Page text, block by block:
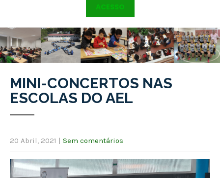
ACESSO
MINI-CONCERTOS NAS
ESCOLAS DO AEL
20 Abril, 2021 | Sem comentários